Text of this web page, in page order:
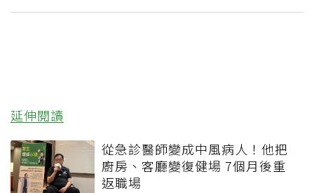
延伸閱讀
從急診醫師變成中風病人！他把
廚房、客廳變復健場 7個月後重
返職場